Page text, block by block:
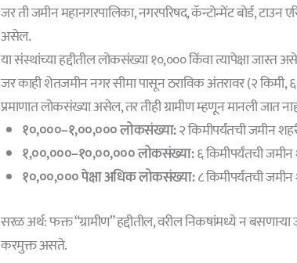
जर ती जमीन महानगरपालिका, नगरपरिषद, कॅन्टोन्मेंट बोर्ड, टाउन
असेल.
या संस्थांच्या हद्दीतील लोकसंख्या १०,००० किंवा त्यापेक्षा जास्त
जर काही शेतजमीन नगर सीमा पासून ठराविक अंतरावर (२ किमी,
प्रमाणात लोकसंख्या असेल, तर तीही ग्रामीण म्हणून मानली जात
१०,०००–१,००,००० लोकसंख्या:२ किमीपर्यंतची जमीन
१,००,०००–१०,००,००० लोकसंख्या:६ किमीपर्यंतची जमीन
१०,००,००० पेक्षा अधिक लोकसंख्या:८ किमीपर्यंतची जमीन
सरळ अर्थ: फक्त “ग्रामीण” हद्दीतील, वरील निकषांमध्ये न बसणाऱ्या
करमुक्त असते.